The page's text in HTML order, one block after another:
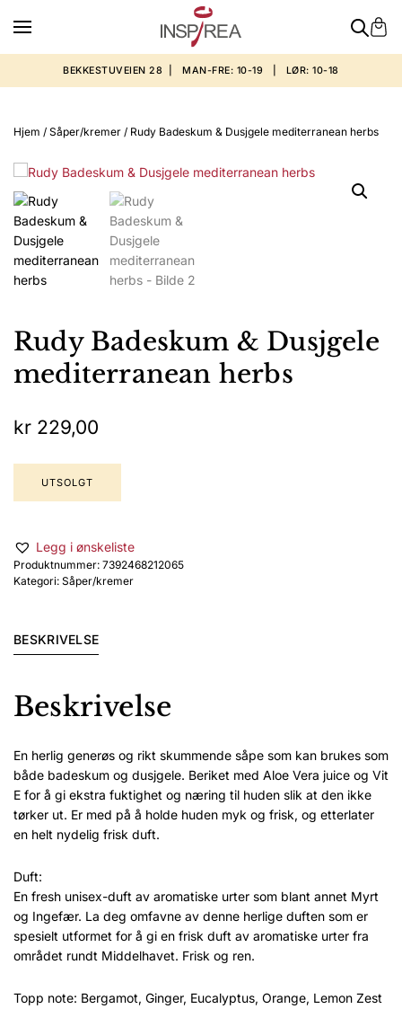
BEKKESTUVEIEN 28 | MAN-FRE: 10-19 | LØR: 10-18
Hjem / Såper/kremer / Rudy Badeskum & Dusjgele mediterranean herbs
Rudy Badeskum & Dusjgele
mediterranean herbs
kr 229,00
UTSOLGT
Legg i ønskeliste
Produktnummer: 7392468212065
Kategori: Såper/kremer
BESKRIVELSE
Beskrivelse
En herlig generøs og rikt skummende såpe som kan brukes som
både badeskum og dusjgele. Beriket med Aloe Vera juice og Vit
E for å gi ekstra fuktighet og næring til huden slik at den ikke
tørker ut. Er med på å holde huden myk og frisk, og etterlater
en helt nydelig frisk duft.
Duft:
En fresh unisex-duft av aromatiske urter som blant annet Myrt
og Ingefær. La deg omfavne av denne herlige duften som er
spesielt utformet for å gi en frisk duft av aromatiske urter fra
området rundt Middelhavet. Frisk og ren.
Topp note: Bergamot, Ginger, Eucalyptus, Orange, Lemon Zest